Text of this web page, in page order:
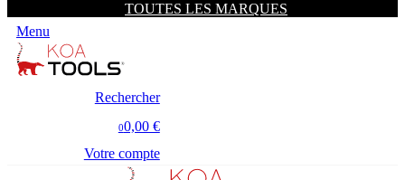
TOUTES LES MARQUES
Menu
Rechercher
00,00 €
Votre compte